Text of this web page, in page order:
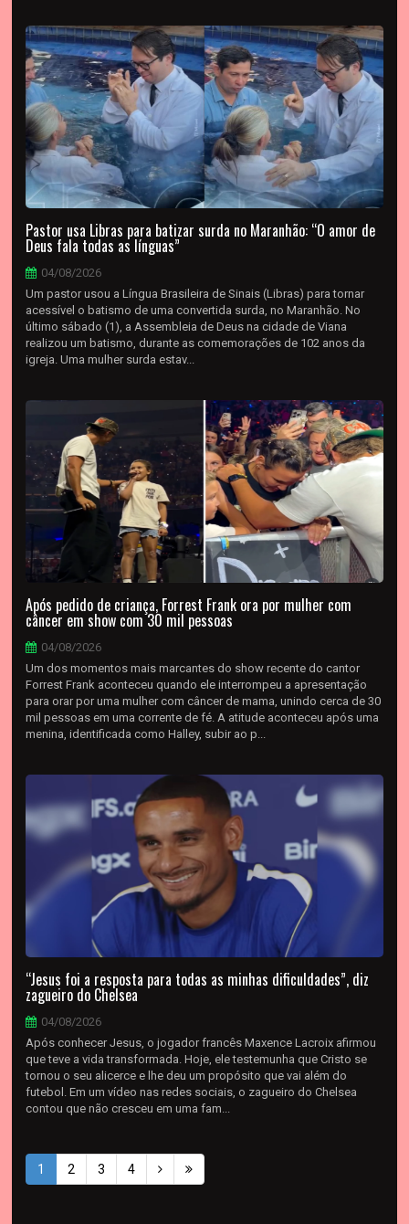
Pastor usa Libras para batizar surda no Maranhão: “O amor de
Deus fala todas as línguas”
04/08/2026
Um pastor usou a Língua Brasileira de Sinais (Libras) para tornar
acessível o batismo de uma convertida surda, no Maranhão. No
último sábado (1), a Assembleia de Deus na cidade de Viana
realizou um batismo, durante as comemorações de 102 anos da
igreja. Uma mulher surda estav...
Após pedido de criança, Forrest Frank ora por mulher com
câncer em show com 30 mil pessoas
04/08/2026
Um dos momentos mais marcantes do show recente do cantor
Forrest Frank aconteceu quando ele interrompeu a apresentação
para orar por uma mulher com câncer de mama, unindo cerca de 30
mil pessoas em uma corrente de fé. A atitude aconteceu após uma
menina, identificada como Halley, subir ao p...
“Jesus foi a resposta para todas as minhas dificuldades”, diz
zagueiro do Chelsea
04/08/2026
Após conhecer Jesus, o jogador francês Maxence Lacroix afirmou
que teve a vida transformada. Hoje, ele testemunha que Cristo se
tornou o seu alicerce e lhe deu um propósito que vai além do
futebol. Em um vídeo nas redes sociais, o zagueiro do Chelsea
contou que não cresceu em uma fam...
1 2 3 4